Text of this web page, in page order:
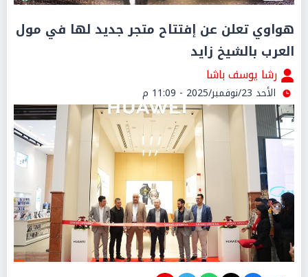
هواوي تعلن عن إفتتاح متجر جديد لها في مول
العرب بالشيخ زايد
رشا يوسف باشا
الأحد 23/نوفمبر/2025 - 11:09 م